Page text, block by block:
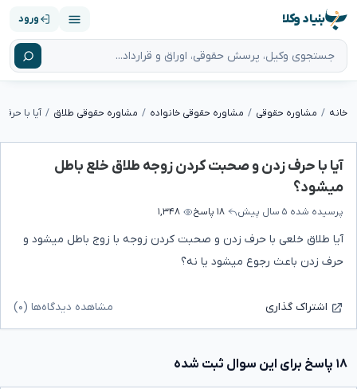
بنیاد وکلا ورود
خانه مشاوره حقوقی مشاوره حقوقی خانواده مشاوره حقوقی طلاق
آیا با حرف زدن و صحبت کردن زوجه طلاق خلع باطل
میشود؟
پرسیده شده ۵ سال پیش ۱۸ پاسخ ۱,۳۴۸
آیا طلاق خلعی با حرف زدن و صحبت کردن زوجه با زوج باطل میشود و
حرف زدن باعث رجوع میشود یا نه؟
اشتراک گذاری مشاهده دیدگاه‌ها (۰)
۱۸ پاسخ برای این سوال ثبت شده